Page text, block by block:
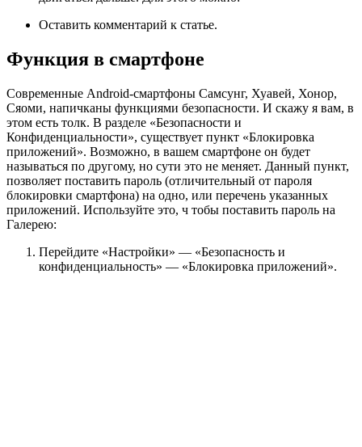
Оставить комментарий к статье.
Функция в смартфоне
Современные Android-смартфоны Самсунг, Хуавей, Хонор,
Сяоми, напичканы функциями безопасности. И скажу я вам, в
этом есть толк. В разделе «Безопасности и
Конфиденциальности», существует пункт «Блокировка
приложений». Возможно, в вашем смартфоне он будет
называться по другому, но сути это не меняет. Данный пункт,
позволяет поставить пароль (отличительный от пароля
блокировки смартфона) на одно, или перечень указанных
приложений. Используйте это, ч тобы поставить пароль на
Галерею:
Перейдите «Настройки» — «Безопасность и
конфиденциальность» — «Блокировка приложений».